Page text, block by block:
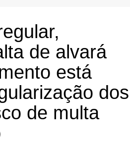
de alvará
está
dos
de multa